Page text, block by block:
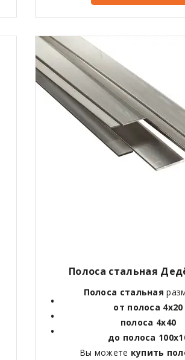
Полоса стальная
Полоса стальная
от полоса 4х20
полоса 4х40
до полоса
Вы можете купить